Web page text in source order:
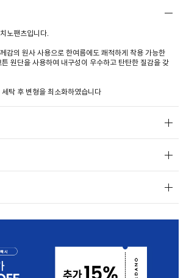
노팬츠입니다.
감의 원사 사용으로 한여름에도 쾌적하게 착용 가능한
원단을 사용하여 내구성이 우수하고 탄탄한 질감을 갖
탁 후 변형을 최소화하였습니다